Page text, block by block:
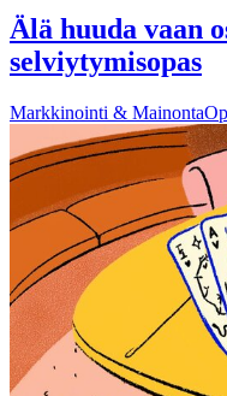
Älä huuda vaan
selviytymisopas
Markkinointi & Mainonta